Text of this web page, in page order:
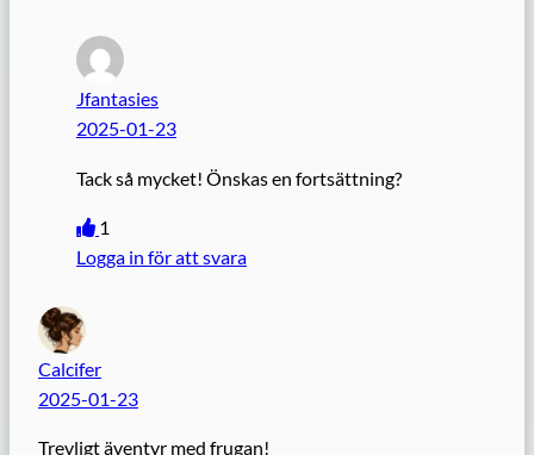
Jfantasies
2025-01-23
Tack så mycket! Önskas en fortsättning?
1
Logga in för att svara
Calcifer
2025-01-23
Trevligt äventyr med frugan!